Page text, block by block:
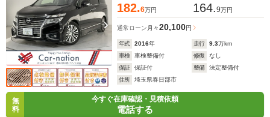
182.6万円 164.9万円
通常ローン 月々20,100円
年式 2016年 走行 9.3万km
車検
車検整備付 修復
なし
保証
保証付 整備
法定整備付
住所
埼玉県春日部市
無
料
今すぐ在庫確認・見積依頼
電話する